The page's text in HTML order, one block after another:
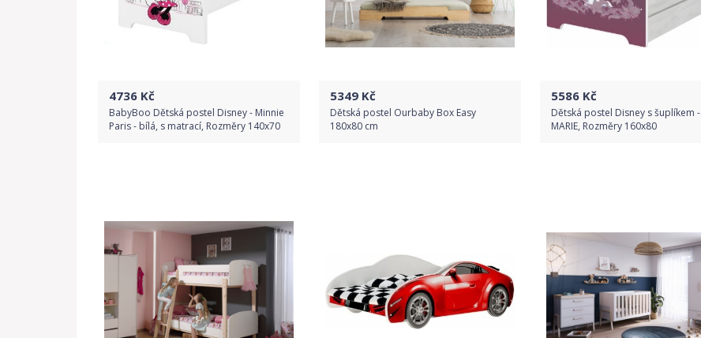
4736 Kč
BabyBoo Dětská postel Disney - Minnie
Paris - bílá, s matrací, Rozměry 140x70
5349 Kč
Dětská postel Ourbaby Box Easy
180x80 cm
5586 Kč
Dětská postel Disney s šuplíkem -
MARIE, Rozměry 160x80